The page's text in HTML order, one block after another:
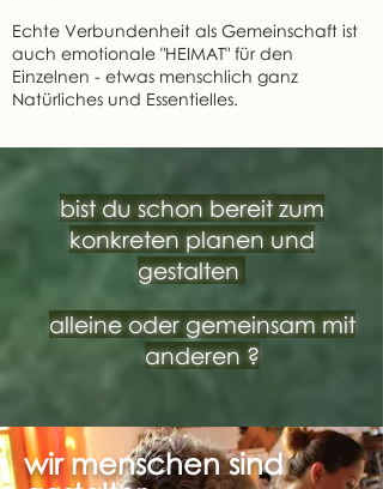
Echte Verbundenheit als Gemeinschaft ist
auch emotionale "HEIMAT" für den
Einzelnen - etwas menschlich ganz
Natürliches und Essentielles.
bist du schon bereit zum
konkreten planen und
gestalten
alleine oder gemeinsam mit
anderen ?
wir menschen sind